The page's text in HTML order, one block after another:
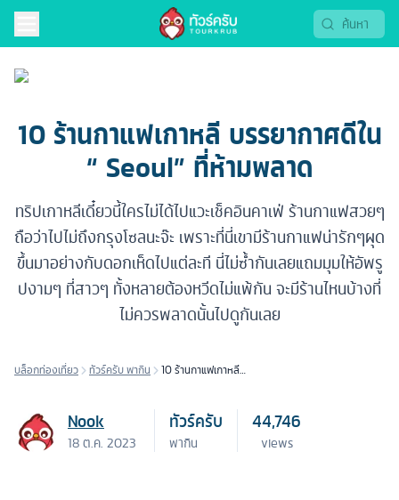
10 ร้านกาแฟเกาหลี บรรยากาศดีใน
“ Seoul” ที่ห้ามพลาด
ทริปเกาหลีเดี๋ยวนี้ใครไม่ได้ไปแวะเช็คอินคาเฟ่ ร้านกาแฟสวยๆ
ถือว่าไปไม่ถึงกรุงโซลนะจ๊ะ เพราะที่นี่เขามีร้านกาแฟน่ารักๆผุด
ขึ้นมาอย่างกับดอกเห็ดไปแต่ละที นี่ไม่ซ้ำกันเลยแถมมุมให้อัพรู
ปงามๆ ที่สาวๆ ทั้งหลายต้องหวีดไม่แพ้กัน จะมีร้านไหนบ้างที่
ไม่ควรพลาดนั้นไปดูกันเลย
บล็อกท่องเที่ยว ทัวร์ครับ พากิน
10 ร้านกาแฟเกาหลี
Nook
18 ต.ค. 2023
ทัวร์ครับ
พากิน
44,746
views